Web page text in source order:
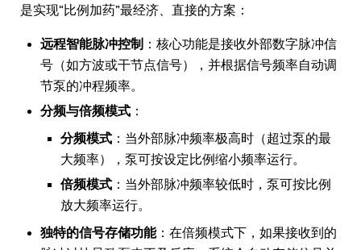
是实现“比例加药”最经济、直接的方案：
远程智能脉冲控制 ：核心功能是接收外部数字脉冲信
号（如方波或干节点信号），并根据信号频率自动调
节泵的冲程频率。
分频与倍频模式 ：
分频模式 ：当外部脉冲频率极高时（超过泵的最
大频率），泵可按设定比例缩小频率运行。
倍频模式 ：当外部脉冲频率较低时，泵可按比例
放大频率运行。
独特的信号存储功能：在倍频模式下，如果接收到的